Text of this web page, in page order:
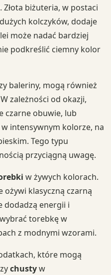
. Złota biżuteria, w postaci
kolczyków, dodaje
może nadać bardziej
podkreślić ciemny kolor
baleriny, mogą również
zależności od okazji,
czarne obuwie, lub
intensywnym kolorze, na
Tego typu
przyciągną uwagę.
w żywych kolorach.
klasyczną czarną
dodadzą energii i
torebkę w
z modnymi wzorami.
które mogą
chustyw